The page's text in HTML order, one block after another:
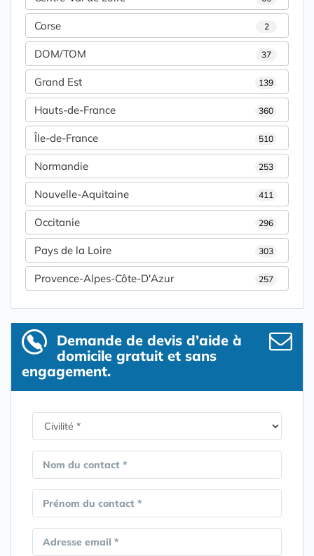
Corse 2
DOM/TOM 37
Grand Est 139
Hauts-de-France 360
Île-de-France 510
Normandie 253
Nouvelle-Aquitaine 411
Occitanie 296
Pays de la Loire 303
Provence-Alpes-Côte-D'Azur 257
Demande de devis d’aide à
domicile gratuit et sans
engagement.
Nom du contact *
Prénom du contact *
Adresse email *